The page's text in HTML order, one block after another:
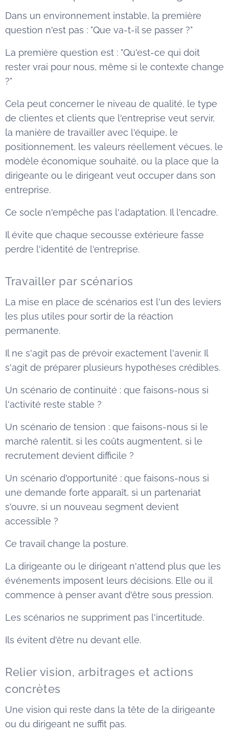
Dans un environnement instable, la première
question n'est pas : "Que va-t-il se passer ?"
La première question est : "Qu'est-ce qui doit
rester vrai pour nous, même si le contexte change
?"
Cela peut concerner le niveau de qualité, le type
de clientes et clients que l'entreprise veut servir,
la manière de travailler avec l'équipe, le
positionnement, les valeurs réellement vécues, le
modèle économique souhaité, ou la place que la
dirigeante ou le dirigeant veut occuper dans son
entreprise.
Ce socle n'empêche pas l'adaptation. Il l'encadre.
Il évite que chaque secousse extérieure fasse
perdre l'identité de l'entreprise.
Travailler par scénarios
La mise en place de scénarios est l'un des leviers
les plus utiles pour sortir de la réaction
permanente.
Il ne s'agit pas de prévoir exactement l'avenir. Il
s'agit de préparer plusieurs hypothèses crédibles.
Un scénario de continuité : que faisons-nous si
l'activité reste stable ?
Un scénario de tension : que faisons-nous si le
marché ralentit, si les coûts augmentent, si le
recrutement devient difficile ?
Un scénario d'opportunité : que faisons-nous si
une demande forte apparaît, si un partenariat
s'ouvre, si un nouveau segment devient
accessible ?
Ce travail change la posture.
La dirigeante ou le dirigeant n'attend plus que les
événements imposent leurs décisions. Elle ou il
commence à penser avant d'être sous pression.
Les scénarios ne suppriment pas l'incertitude.
Ils évitent d'être nu devant elle.
Relier vision, arbitrages et actions
concrètes
Une vision qui reste dans la tête de la dirigeante
ou du dirigeant ne suffit pas.